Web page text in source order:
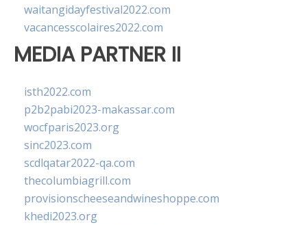
waitangidayfestival2022.com
vacancesscolaires2022.com
MEDIA PARTNER II
isth2022.com
p2b2pabi2023-makassar.com
wocfparis2023.org
sinc2023.com
scdlqatar2022-qa.com
thecolumbiagrill.com
provisionscheeseandwineshoppe.com
khedi2023.org